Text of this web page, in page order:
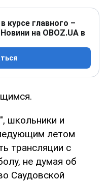
курсе главного –
на OBOZ.UA в
школьники и
летом
трансляции с
не думая об
Саудовской